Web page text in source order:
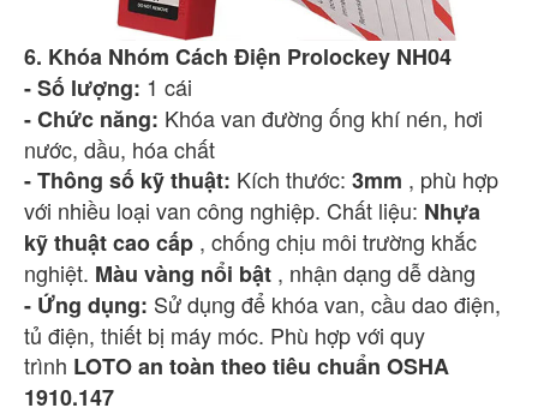
6. Khóa Nhóm Cách Điện Prolockey NH04
- Số lượng: 1 cái
- Chức năng: Khóa van đường ống khí nén, hơi
nước, dầu, hóa chất
- Thông số kỹ thuật: Kích thước: 3mm , phù hợp
với nhiều loại van công nghiệp. Chất liệu: Nhựa
kỹ thuật cao cấp , chống chịu môi trường khắc
nghiệt. Màu vàng nổi bật , nhận dạng dễ dàng
- Ứng dụng: Sử dụng để khóa van, cầu dao điện,
tủ điện, thiết bị máy móc. Phù hợp với quy
trình LOTO an toàn theo tiêu chuẩn OSHA
1910.147